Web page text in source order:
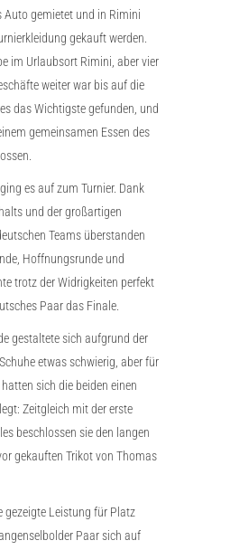
Auto gemietet und in Rimini
gekauft werden.
im Urlaubsort Rimini, aber vier
weiter war bis auf die
das Wichtigste gefunden, und
gemeinsamen Essen des
es auf zum Turnier. Dank
und der großartigen
Teams überstanden
Hoffnungsrunde und
trotz der Widrigkeiten perfekt
Paar das Finale.
gestaltete sich aufgrund der
etwas schwierig, aber für
sich die beiden einen
Zeitgleich mit der erste
beschlossen sie den langen
gekauften Trikot von Thomas
gezeigte Leistung für Platz
Paar sich auf